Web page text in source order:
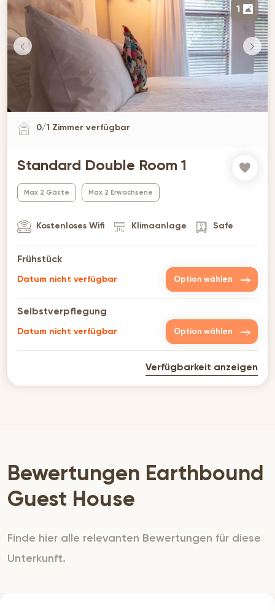
1
0/1 Zimmer verfügbar
Standard Double Room 1
Max 2 Gäste Max 2 Erwachsene
Kostenloses Wifi Klimaanlage Safe
Frühstück
Datum nicht verfügbar Option wählen
Selbstverpflegung
Datum nicht verfügbar Option wählen
Verfügbarkeit anzeigen
Bewertungen Earthbound
Guest House
Finde hier alle relevanten Bewertungen für diese
Unterkunft.